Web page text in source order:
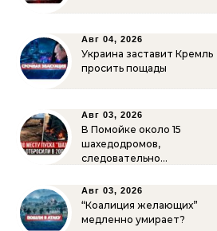
Авг 04, 2026
Украина заставит Кремль
просить пощады
Авг 03, 2026
В Помойке около 15
шахедодромов,
следовательно…
Авг 03, 2026
“Коалиция желающих”
медленно умирает?